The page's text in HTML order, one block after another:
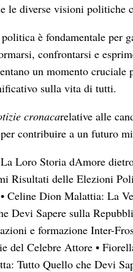
le diverse visioni politiche
è fondamentale per
confrontarsi e
un momento
sulla vita di tutti.
cronacarelative alle
contribuire a un futuro
Loro Storia dAmore
Risultati delle Elezioni
• Celine Dion Malattia: La
Devi Sapere sulla
e formazione Inter-
del Celebre Attore •
Tutto Quello che Devi